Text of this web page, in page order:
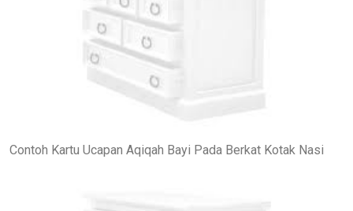
Contoh Kartu Ucapan Aqiqah Bayi Pada Berkat Kotak Nasi